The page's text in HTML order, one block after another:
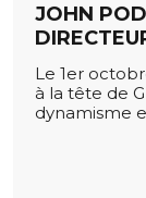
JOHN
Le 1er
à la tête de
dynamisme